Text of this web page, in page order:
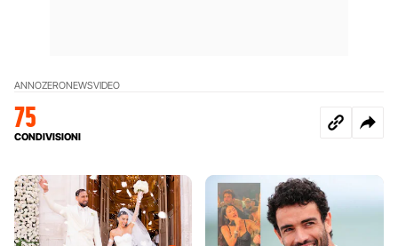
ANNOZERONEWSVIDEO
75
CONDIVISIONI